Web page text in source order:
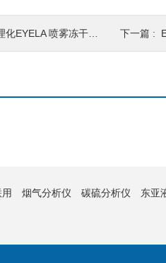
喷雾冻干造粒装置 下一篇 :
烟气分析仪 碳硫分析仪 东亚